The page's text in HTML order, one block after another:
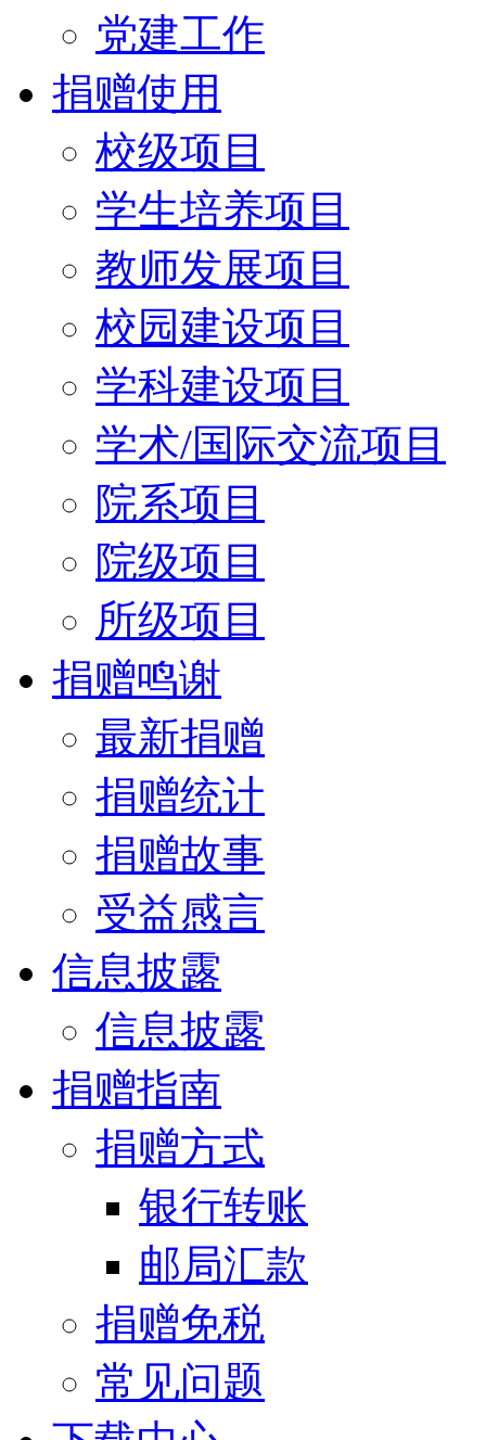
党建工作
捐赠使用
校级项目
学生培养项目
教师发展项目
校园建设项目
学科建设项目
学术/国际交流项目
院系项目
院级项目
所级项目
捐赠鸣谢
最新捐赠
捐赠统计
捐赠故事
受益感言
信息披露
信息披露
捐赠指南
捐赠方式
银行转账
邮局汇款
捐赠免税
常见问题